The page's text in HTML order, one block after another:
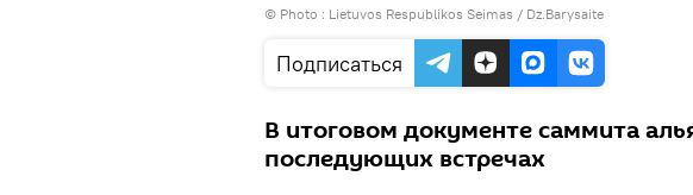
© Photo : Lietuvos Respublikos Seimas / Dz.Barysaite
Подписаться
В итоговом документе саммита
последующих встречах